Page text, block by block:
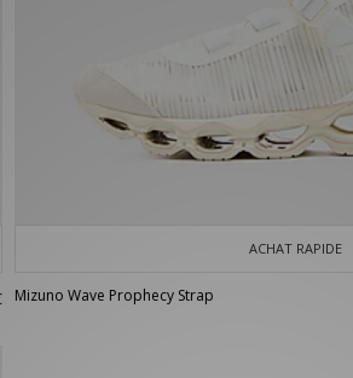
ACHAT RAPIDE
Mizuno Wave Prophecy Strap